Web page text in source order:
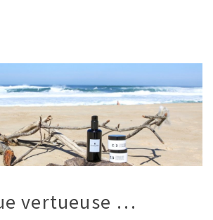
vertueuse …